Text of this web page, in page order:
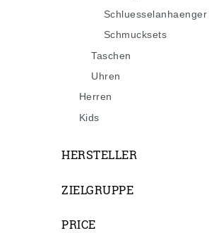
Schluesselanhaenger
Schmucksets
Taschen
Uhren
Herren
Kids
HERSTELLER
ZIELGRUPPE
PRICE